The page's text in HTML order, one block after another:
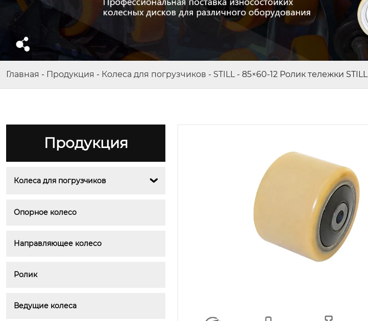
Главная - Продукция - Колеса для погрузчиков - STILL- 85×60-12 Ролик тележки STILL
Продукция
Колеса для погрузчиков 
Опорное колесо
Направляющее колесо
Ролик
Ведущие колеса